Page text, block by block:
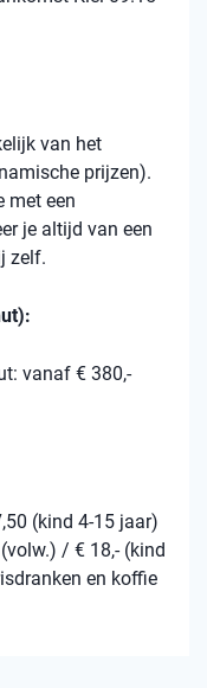
van het
prijzen).
met een
je altijd van een
zelf.
vanaf € 380,-
(kind 4-15 jaar)
/ € 18,- (kind
en koffie